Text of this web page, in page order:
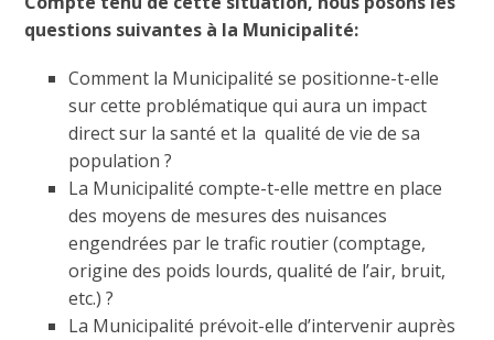
questions suivantes à la Municipalité:
Comment la Municipalité se positionne-t-elle
sur cette problématique qui aura un impact
direct sur la santé et la qualité de vie de sa
population ?
La Municipalité compte-t-elle mettre en place
des moyens de mesures des nuisances
engendrées par le trafic routier (comptage,
origine des poids lourds, qualité de l’air, bruit,
etc.) ?
La Municipalité prévoit-elle d’intervenir auprès